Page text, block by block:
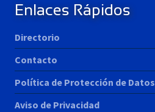
Enlaces Rápidos
Directorio
Contacto
Política de Protección de Datos
Aviso de Privacidad